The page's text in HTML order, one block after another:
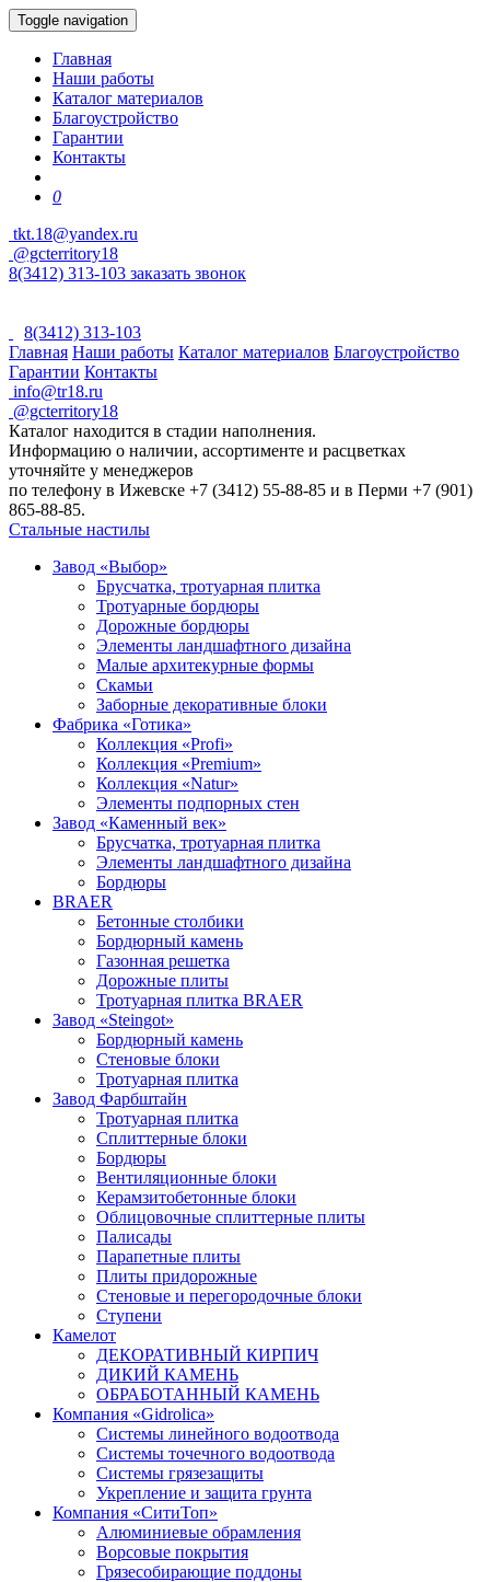
Toggle navigation
Главная
Наши работы
Каталог материалов
Благоустройство
Гарантии
Контакты
0
tkt.18@yandex.ru
@gcterritory18
8(3412) 313-103 заказать звонок
8(3412) 313-103
Главная Наши работы Каталог материалов Благоустройство
Гарантии Контакты
info@tr18.ru
@gcterritory18
Каталог находится в стадии наполнения.
Информацию о наличии, ассортименте и расцветках
уточняйте у менеджеров
по телефону в Ижевске +7 (3412) 55-88-85 и в Перми +7 (901)
865-88-85.
Стальные настилы
Завод «Выбор»
Брусчатка, тротуарная плитка
Тротуарные бордюры
Дорожные бордюры
Элементы ландшафтного дизайна
Малые архитекурные формы
Скамьи
Заборные декоративные блоки
Фабрика «Готика»
Коллекция «Profi»
Коллекция «Premium»
Коллекция «Natur»
Элементы подпорных стен
Завод «Каменный век»
Брусчатка, тротуарная плитка
Элементы ландшафтного дизайна
Бордюры
BRAER
Бетонные столбики
Бордюрный камень
Газонная решетка
Дорожные плиты
Тротуарная плитка BRAER
Завод «Steingot»
Бордюрный камень
Стеновые блоки
Тротуарная плитка
Завод Фарбштайн
Тротуарная плитка
Cплиттерные блоки
Бордюры
Вентиляционные блоки
Керамзитобетонные блоки
Облицовочные сплиттерные плиты
Палисады
Парапетные плиты
Плиты придорожные
Стеновые и перегородочные блоки
Ступени
Камелот
ДЕКОРАТИВНЫЙ КИРПИЧ
ДИКИЙ КАМЕНЬ
ОБРАБОТАННЫЙ КАМЕНЬ
Компания «Gidrolica»
Системы линейного водоотвода
Системы точечного водоотвода
Системы грязезащиты
Укрепление и защита грунта
Компания «СитиТоп»
Алюминиевые обрамления
Ворсовые покрытия
Грязесобирающие поддоны